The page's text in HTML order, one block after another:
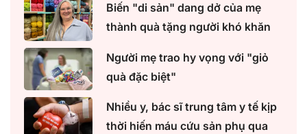
Biến "di sản" dang dở của mẹ
thành quà tặng người khó khăn
Người mẹ trao hy vọng với "giỏ
quà đặc biệt"
Nhiều y, bác sĩ trung tâm y tế kịp
thời hiến máu cứu sản phụ qua